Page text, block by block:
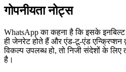
गोपनीयता नोट्स
WhatsApp का कहना है कि इसके
ही जेनरेट होते हैं और एंड-टू-एंड एन्क्रिप्शन
विकल्प उपलब्ध हो, तो निजी संदेशों के
है।